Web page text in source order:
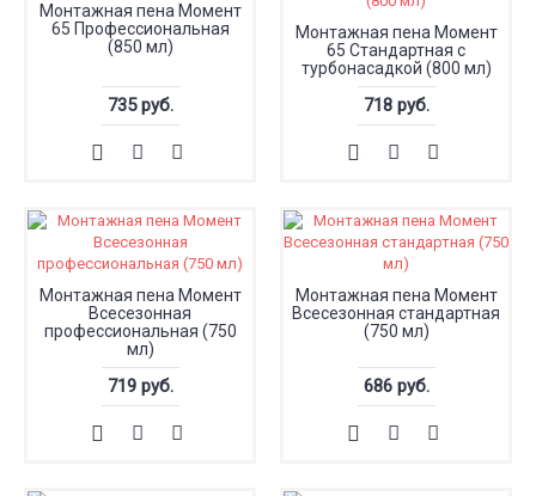
Монтажная пена Момент
65 Профессиональная
(850 мл)
735 руб.
Монтажная пена Момент
65 Стандартная с
турбонасадкой (800 мл)
718 руб.
Монтажная пена Момент
Всесезонная
профессиональная (750
мл)
719 руб.
Монтажная пена Момент
Всесезонная стандартная
(750 мл)
686 руб.